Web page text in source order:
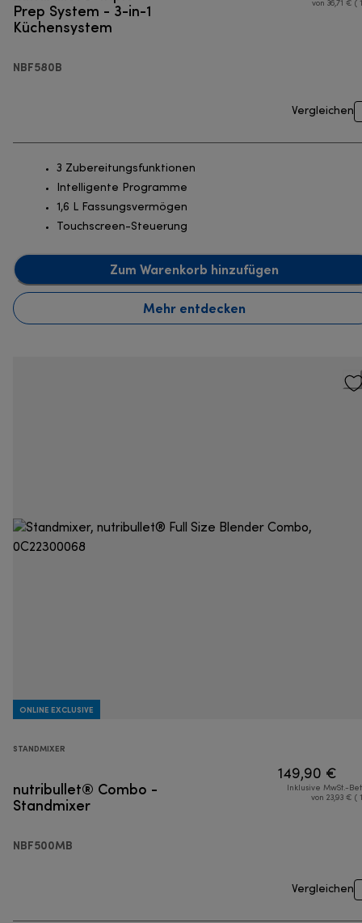
Prep System - 3-in-1
Küchensystem
NBF580B
von 36,71 € (
Vergleichen
3 Zubereitungsfunktionen
Intelligente Programme
1,6 L Fassungsvermögen
Touchscreen-Steuerung
Zum Warenkorb hinzufügen
Mehr entdecken
ONLINE EXCLUSIVE
STANDMIXER
nutribullet® Combo -
Standmixer
NBF500MB
149,90 €
Inklusive MwSt.-
von 23,93 € (
Vergleichen